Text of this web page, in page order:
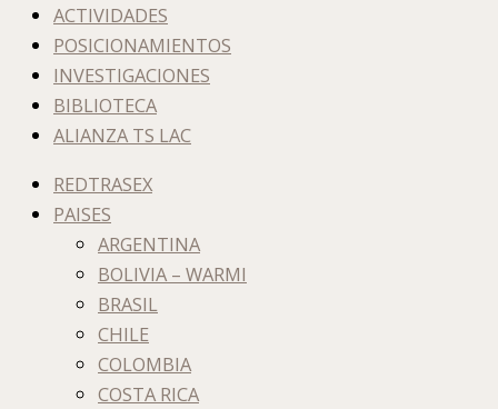
ACTIVIDADES
POSICIONAMIENTOS
INVESTIGACIONES
BIBLIOTECA
ALIANZA TS LAC
REDTRASEX
PAISES
ARGENTINA
BOLIVIA – WARMI
BRASIL
CHILE
COLOMBIA
COSTA RICA